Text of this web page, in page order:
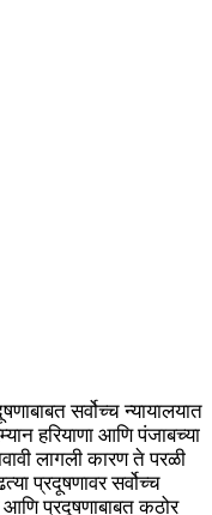
सर्वोच्च न्यायालयात
हरियाणा आणि पंजाबच्या
लागली कारण ते परळी
प्रदूषणावर सर्वोच्च
आणि प्रदूषणाबाबत कठोर